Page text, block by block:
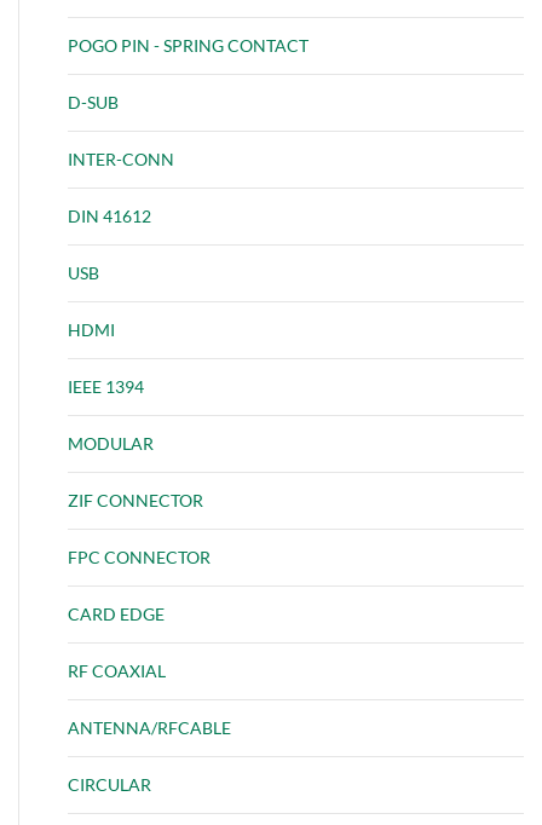
POGO PIN - SPRING CONTACT
D-SUB
INTER-CONN
DIN 41612
USB
HDMI
IEEE 1394
MODULAR
ZIF CONNECTOR
FPC CONNECTOR
CARD EDGE
RF COAXIAL
ANTENNA/RFCABLE
CIRCULAR